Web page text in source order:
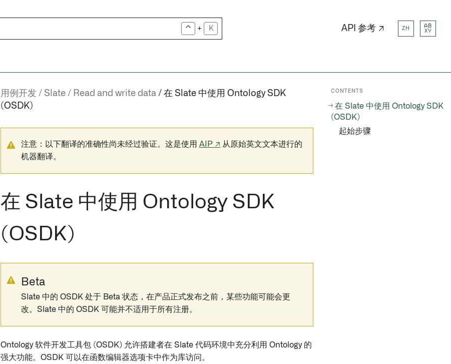
+ K API 参考 ↗ ZH
AB
XY
用例开发 Slate Read and write data
在 Slate 中使用 Ontology SDK
(OSDK)
注意：以下翻译的准确性尚未经过验证。这是使用 AIP ↗ 从原始英文文本进行的
机器翻译。
在 Slate 中使用 Ontology SDK
(OSDK)
Beta
Slate 中的 OSDK 处于 Beta 状态，在产品正式发布之前，某些功能可能会更
改。Slate 中的 OSDK 可能并不适用于所有注册。
Ontology 软件开发工具包 (OSDK) 允许搭建者在 Slate 代码环境中充分利用 Ontology 的
强大功能。OSDK 可以在函数编辑器选项卡中作为库访问。
CONTENTS
在 Slate 中使用 Ontology SDK
(OSDK)
起始步骤